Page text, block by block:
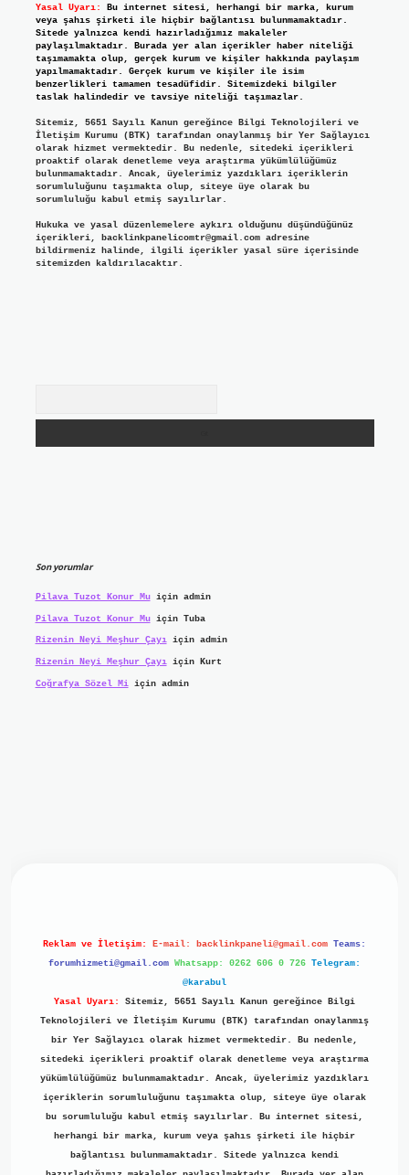
Yasal Uyarı:
Bu internet sitesi, herhangi bir marka, kurum
veya şahıs şirketi ile hiçbir bağlantısı bulunmamaktadır.
Sitede yalnızca kendi hazırladığımız makaleler
paylaşılmaktadır. Burada yer alan içerikler haber niteliği
taşımamakta olup, gerçek kurum ve kişiler hakkında paylaşım
yapılmamaktadır. Gerçek kurum ve kişiler ile isim
benzerlikleri tamamen tesadüfidir. Sitemizdeki bilgiler
taslak halindedir ve tavsiye niteliği taşımazlar.
Sitemiz, 5651 Sayılı Kanun gereğince Bilgi Teknolojileri ve
İletişim Kurumu (BTK) tarafından onaylanmış bir Yer Sağlayıcı
olarak hizmet vermektedir. Bu nedenle, sitedeki içerikleri
proaktif olarak denetleme veya araştırma yükümlülüğümüz
bulunmamaktadır. Ancak, üyelerimiz yazdıkları içeriklerin
sorumluluğunu taşımakta olup, siteye üye olarak bu
sorumluluğu kabul etmiş sayılırlar.
Hukuka ve yasal düzenlemelere aykırı olduğunu düşündüğünüz
içerikleri, backlinkpanelicomtr@gmail.comadresine
bildirmeniz halinde, ilgili içerikler yasal süre içerisinde
sitemizden kaldırılacaktır.
Son yorumlar
Pilava Tuzot Konur Muiçin admin
Pilava Tuzot Konur Muiçin Tuba
Rizenin Neyi Meşhur Çayıiçin admin
Rizenin Neyi Meşhur Çayıiçin Kurt
Coğrafya Sözel Miiçin admin
Reklam ve İletişim: E-mail: backlinkpaneli@gmail.com Teams:
forumhizmeti@gmail.com Whatsapp: 0262 606 0 726 Telegram:
@karabul
Yasal Uyarı:
Sitemiz, 5651 Sayılı Kanun gereğince Bilgi
Teknolojileri ve İletişim Kurumu (BTK) tarafından onaylanmış
bir Yer Sağlayıcı olarak hizmet vermektedir. Bu nedenle,
sitedeki içerikleri proaktif olarak denetleme veya araştırma
yükümlülüğümüz bulunmamaktadır. Ancak, üyelerimiz yazdıkları
içeriklerin sorumluluğunu taşımakta olup, siteye üye olarak
bu sorumluluğu kabul etmiş sayılırlar. Bu internet sitesi,
herhangi bir marka, kurum veya şahıs şirketi ile hiçbir
bağlantısı bulunmamaktadır. Sitede yalnızca kendi